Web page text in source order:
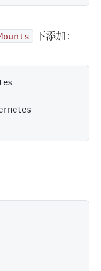
下添加：